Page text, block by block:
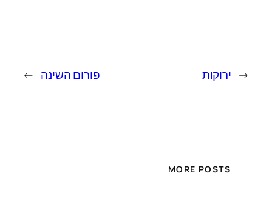
← ירוקות פורום השינה →
MORE POSTS